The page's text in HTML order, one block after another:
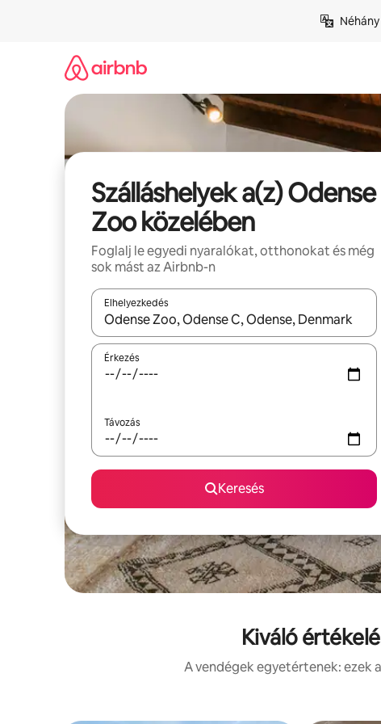
Szálláshelyek a(z) Odense
Zoo közelében
Foglalj le egyedi nyaralókat, otthonokat és még
sok mást az Airbnb-n
Elhelyezkedés
Az eredmények között a felfelé és a lefelé nyíllal
Érkezés
Távozás
Keresés
Kiváló
A vendégek egyetértenek: ezek